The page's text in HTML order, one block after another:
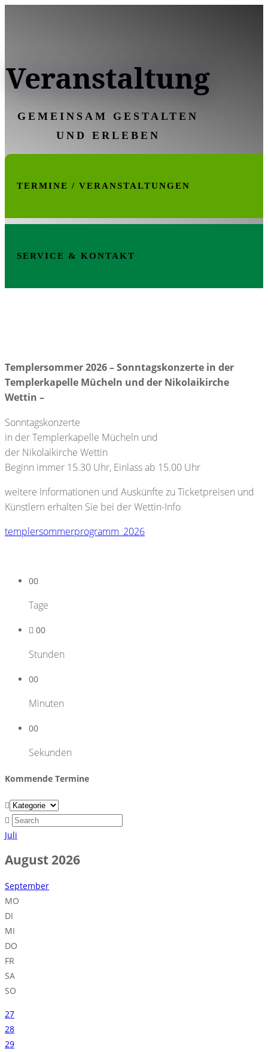
Veranstaltung
GEMEINSAM GESTALTEN
UND ERLEBEN
TERMINE / VERANSTALTUNGEN
SERVICE & KONTAKT
Templersommer 2026 – Sonntagskonzerte in der
Templerkapelle Mücheln und der Nikolaikirche
Wettin –
Sonntagskonzerte
in der Templerkapelle Mücheln und
der Nikolaikirche Wettin
Beginn immer 15.30 Uhr, Einlass ab 15.00 Uhr
weitere Informationen und Auskünfte zu Ticketpreisen und
Künstlern erhalten Sie bei der Wettin-Info
templersommerprogramm_2026
00
Tage
00
Stunden
00
Minuten
00
Sekunden
Kommende Termine
Juli
August 2026
September
MO
DI
MI
DO
FR
SA
SO
27
28
29